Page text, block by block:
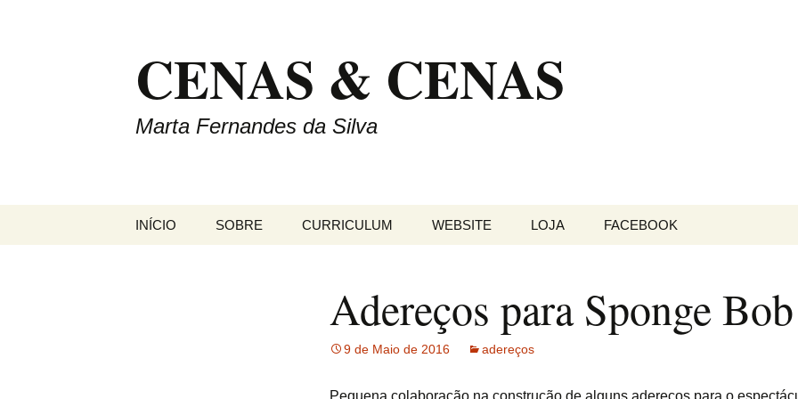
CENAS & CENAS
Marta Fernandes da Silva
INÍCIO SOBRE CURRICULUM WEBSITE LOJA FACEBOOK
Adereços para Sponge Bob
9 de Maio de 2016 adereços
Pequena colaboração na construção de alguns adereços para o